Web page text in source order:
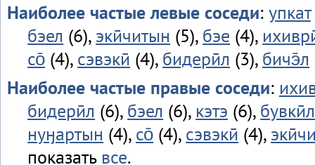
Наиболее частые левые соседи: упкат
бэел (6), экӣчитын (5), бэе (4),
со̄ (4), сэвэкӣ (4), бидерӣл (3), бичэ̄л
Наиболее частые правые соседи:
бидерӣл (6), бэел (6), кэтэ (6), бувкӣл
нуӈартын (4), со̄ (4), сэвэкӣ (4),
показать все.